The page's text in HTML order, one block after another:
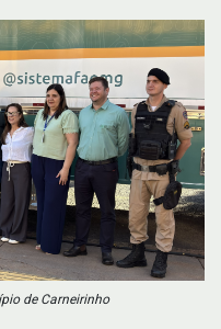
de Carneirinho